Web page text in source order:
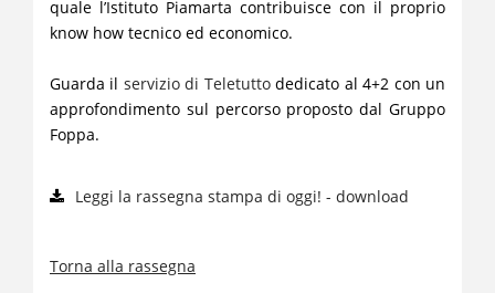
quale l’Istituto Piamarta contribuisce con il proprio
know how tecnico ed economico.
Guarda il servizio di Teletuttodedicato al 4+2 con un
approfondimento sul percorso proposto dal Gruppo
Foppa.
Leggi la rassegna stampa di oggi! - download
Torna alla rassegna